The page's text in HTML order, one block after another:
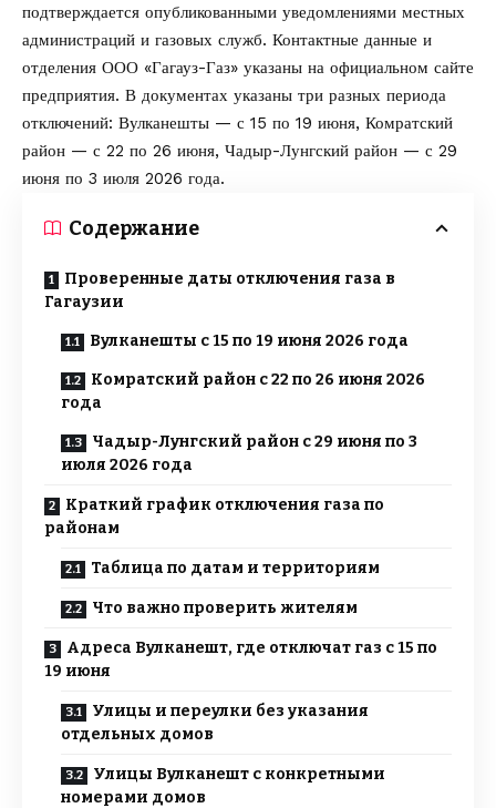
подтверждается опубликованными уведомлениями местных
администраций и газовых служб. Контактные данные и
отделения ООО «Гагауз-Газ» указаны на официальном сайте
предприятия. В документах указаны три разных периода
отключений: Вулканешты — с 15 по 19 июня, Комратский
район — с 22 по 26 июня, Чадыр-Лунгский район — с 29
июня по 3 июля 2026 года.
Содержание
Проверенные даты отключения газа в
Гагаузии
Вулканешты с 15 по 19 июня 2026 года
Комратский район с 22 по 26 июня 2026
года
Чадыр-Лунгский район с 29 июня по 3
июля 2026 года
Краткий график отключения газа по
районам
Таблица по датам и территориям
Что важно проверить жителям
Адреса Вулканешт, где отключат газ с 15 по
19 июня
Улицы и переулки без указания
отдельных домов
Улицы Вулканешт с конкретными
номерами домов